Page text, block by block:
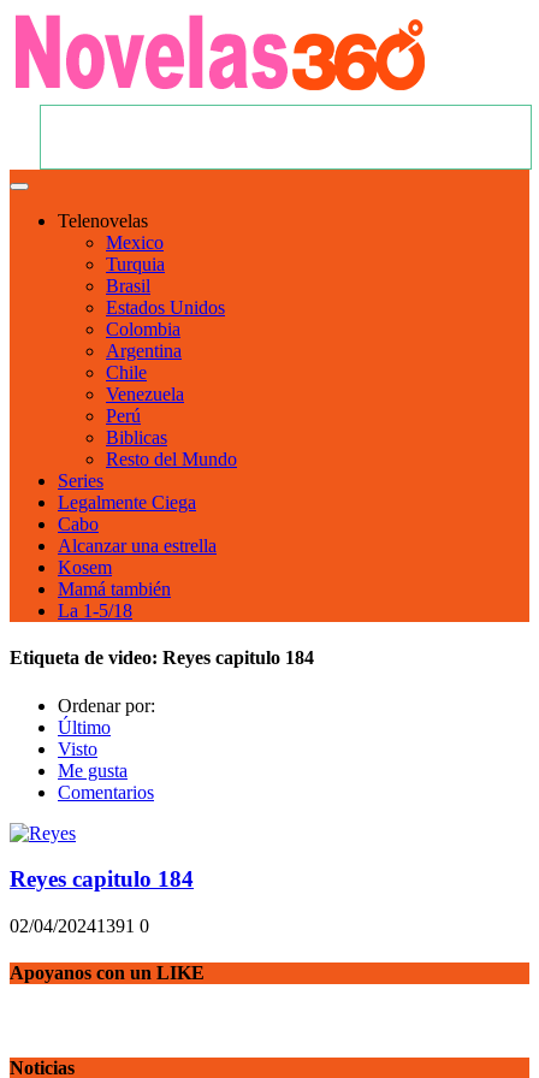
Telenovelas
Mexico
Turquia
Brasil
Estados Unidos
Colombia
Argentina
Chile
Venezuela
Perú
Biblicas
Resto del Mundo
Series
Legalmente Ciega
Cabo
Alcanzar una estrella
Kosem
Mamá también
La 1-5/18
Etiqueta de video: Reyes capitulo 184
Ordenar por:
Último
Visto
Me gusta
Comentarios
Reyes capitulo 184
02/04/20241391 0
Apoyanos con un LIKE
Noticias